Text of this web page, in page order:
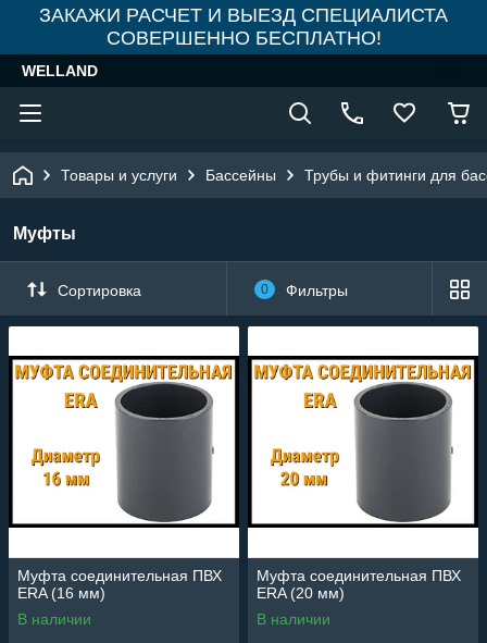
ЗАКАЖИ РАСЧЕТ И ВЫЕЗД СПЕЦИАЛИСТА
СОВЕРШЕННО БЕСПЛАТНО!
WELLAND
Товары и услуги Бассейны Трубы и фитинги для
Муфты
Сортировка 0 Фильтры
Муфта соединительная ПВХ
ERA (16 мм)
В наличии
Муфта соединительная ПВХ
ERA (20 мм)
В наличии